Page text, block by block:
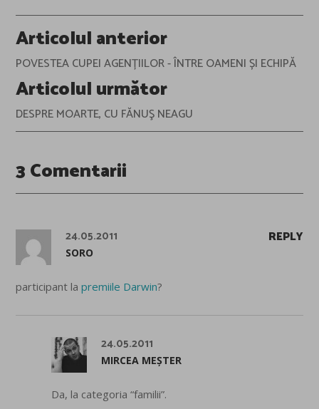
Post
navigation
Articolul anterior
POVESTEA CUPEI AGENȚIILOR - ÎNTRE OAMENI ȘI ECHIPĂ
Articolul următor
DESPRE MOARTE, CU FĂNUŞ NEAGU
3 Comentarii
REPLY
24.05.2011
SORO
participant lapremiile Darwin?
24.05.2011
MIRCEA MEȘTER
Da, la categoria “familii”.